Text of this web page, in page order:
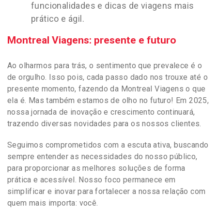
funcionalidades e dicas de viagens mais
prático e ágil.
Montreal Viagens: presente e futuro
Ao olharmos para trás, o sentimento que prevalece é o
de orgulho. Isso pois, cada passo dado nos trouxe até o
presente momento, fazendo da Montreal Viagens o que
ela é. Mas também estamos de olho no futuro! Em 2025,
nossa jornada de inovação e crescimento continuará,
trazendo diversas novidades para os nossos clientes.
Seguimos comprometidos com a escuta ativa, buscando
sempre entender as necessidades do nosso público,
para proporcionar as melhores soluções de forma
prática e acessível. Nosso foco permanece em
simplificar e inovar para fortalecer a nossa relação com
quem mais importa: você.